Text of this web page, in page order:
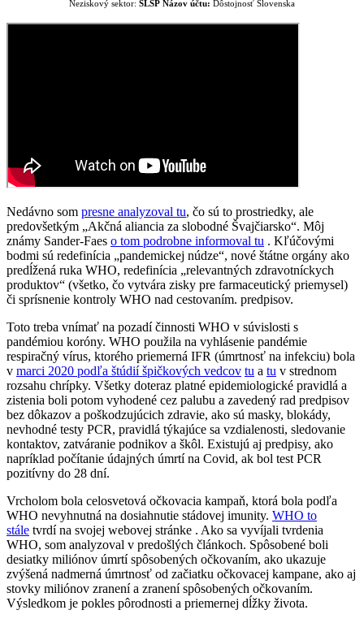
Neziskový sektor: SLSP Názov účtu: Dôstojnosť Slovenska
Nedávno som presne analyzoval tu, čo sú to prostriedky, ale
predovšetkým „Akčná aliancia za slobodné Švajčiarsko“. Môj
známy Sander-Faes o tom podrobne informoval tu . Kľúčovými
bodmi sú redefinícia „pandemickej núdze“, nové štátne orgány ako
predĺžená ruka WHO, redefinícia „relevantných zdravotníckych
produktov“ (všetko, čo vytvára zisky pre farmaceutický priemysel)
či sprísnenie kontroly WHO nad cestovaním. predpisov.
Toto treba vnímať na pozadí činnosti WHO v súvislosti s
pandémiou koróny. WHO použila na vyhlásenie pandémie
respiračný vírus, ktorého priemerná IFR (úmrtnosť na infekciu) bola
v marci 2020 podľa štúdií špičkových vedcov tu a tu v strednom
rozsahu chrípky. Všetky doteraz platné epidemiologické pravidlá a
zistenia boli potom vyhodené cez palubu a zavedený rad predpisov
bez dôkazov a poškodzujúcich zdravie, ako sú masky, blokády,
nevhodné testy PCR, pravidlá týkajúce sa vzdialenosti, sledovanie
kontaktov, zatváranie podnikov a škôl. Existujú aj predpisy, ako
napríklad počítanie údajných úmrtí na Covid, ak bol test PCR
pozitívny do 28 dní.
Vrcholom bola celosvetová očkovacia kampaň, ktorá bola podľa
WHO nevyhnutná na dosiahnutie stádovej imunity. WHO to
stále tvrdí na svojej webovej stránke . Ako sa vyvíjali tvrdenia
WHO, som analyzoval v predošlých článkoch. Spôsobené boli
desiatky miliónov úmrtí spôsobených očkovaním, ako ukazuje
zvýšená nadmerná úmrtnosť od začiatku očkovacej kampane, ako aj
stovky miliónov zranení a zranení spôsobených očkovaním.
Výsledkom je pokles pôrodnosti a priemernej dĺžky života.